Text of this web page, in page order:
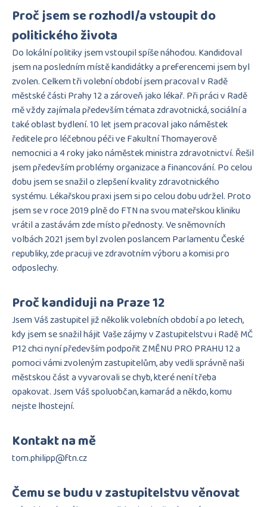
Proč jsem se rozhodl/a vstoupit do
politického života
Do lokální politiky jsem vstoupil spíše náhodou. Kandidoval
jsem na posledním místě kandidátky a preferencemi jsem byl
zvolen. Celkem tři volební období jsem pracoval v Radě
městské části Prahy 12 a zároveň jako lékař. Při práci v Radě
mě vždy zajímala především témata zdravotnická, sociální a
také oblast bydlení. 10 let jsem pracoval jako náměstek
ředitele pro léčebnou péči ve Fakultní Thomayerově
nemocnici a 4 roky jako náměstek ministra zdravotnictví. Řešil
jsem především problémy organizace a financování. Po celou
dobu jsem se snažil o zlepšení kvality zdravotnického
systému. Lékařskou praxi jsem si po celou dobu udržel. Proto
jsem se v roce 2019 plně do FTN na svou mateřskou kliniku
vrátil a zastávám zde místo přednosty. Ve sněmovních
volbách 2021 jsem byl zvolen poslancem Parlamentu České
republiky, zde pracuji ve zdravotním výboru a komisi pro
odposlechy.
Proč kandiduji na Praze 12
Jsem Váš zastupitel již několik volebních období a po letech,
kdy jsem se snažil hájit Vaše zájmy v Zastupitelstvu i Radě MČ
P12 chci nyní především podpořit ZMĚNU PRO PRAHU 12 a
pomoci vámi zvoleným zastupitelům, aby vedli správně naši
městskou část a vyvarovali se chyb, které není třeba
opakovat. Jsem Váš spoluobčan, kamarád a někdo, komu
nejste lhostejní.
Kontakt na mě
tom.philipp@ftn.cz
Čemu se budu v zastupitelstvu věnovat